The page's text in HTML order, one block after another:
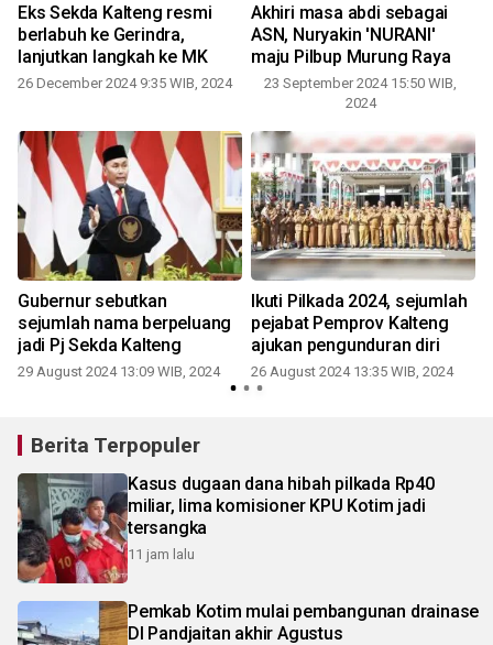
Eks Sekda Kalteng resmi
berlabuh ke Gerindra,
lanjutkan langkah ke MK
26 December 2024 9:35 WIB, 2024
Akhiri masa abdi sebagai
ASN, Nuryakin 'NURANI'
maju Pilbup Murung Raya
23 September 2024 15:50 WIB,
2024
Gubernur sebutkan
sejumlah nama berpeluang
jadi Pj Sekda Kalteng
29 August 2024 13:09 WIB, 2024
Ikuti Pilkada 2024, sejumlah
pejabat Pemprov Kalteng
ajukan pengunduran diri
26 August 2024 13:35 WIB, 2024
Berita Terpopuler
Kasus dugaan dana hibah pilkada Rp40
miliar, lima komisioner KPU Kotim jadi
tersangka
11 jam lalu
Pemkab Kotim mulai pembangunan drainase
DI Pandjaitan akhir Agustus